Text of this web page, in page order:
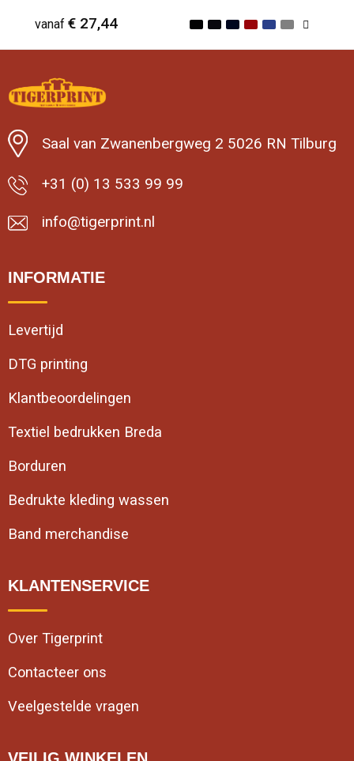
vanaf € 27,44
Minimale afname: 25
Saal van Zwanenbergweg 2 5026 RN Tilburg
+31 (0) 13 533 99 99
info@tigerprint.nl
INFORMATIE
Levertijd
DTG printing
Klantbeoordelingen
Textiel bedrukken Breda
Borduren
Bedrukte kleding wassen
Band merchandise
KLANTENSERVICE
Over Tigerprint
Contacteer ons
Veelgestelde vragen